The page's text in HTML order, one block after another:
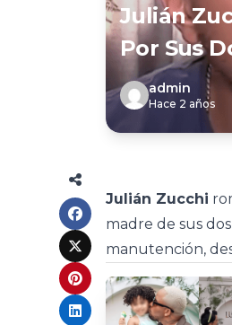
Julián
Por Sus
admin
Hace 2 años
Julián Zucchi
madre de sus
manutención,